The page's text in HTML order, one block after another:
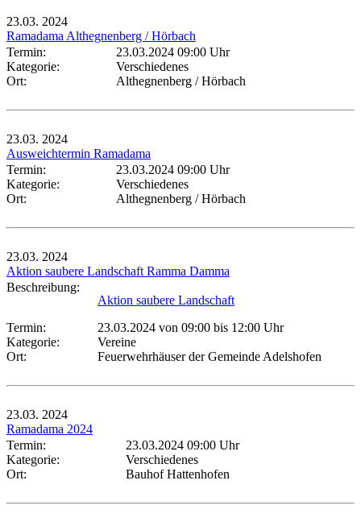
23.03. 2024
Ramadama Althegnenberg / Hörbach
Termin:
23.03.2024 09:00 Uhr
Kategorie:
Verschiedenes
Ort:
Althegnenberg / Hörbach
23.03. 2024
Ausweichtermin Ramadama
Termin:
23.03.2024 09:00 Uhr
Kategorie:
Verschiedenes
Ort:
Althegnenberg / Hörbach
23.03. 2024
Aktion saubere Landschaft Ramma Damma
Beschreibung:
Aktion saubere Landschaft
Termin:
23.03.2024 von 09:00 bis 12:00 Uhr
Kategorie:
Vereine
Ort:
Feuerwehrhäuser der Gemeinde Adelshofen
23.03. 2024
Ramadama 2024
Termin:
23.03.2024 09:00 Uhr
Kategorie:
Verschiedenes
Ort:
Bauhof Hattenhofen